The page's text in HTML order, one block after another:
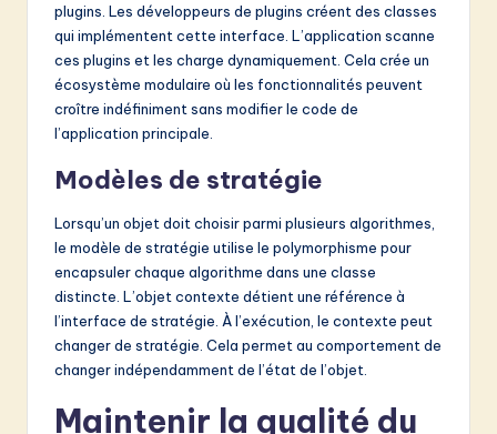
plugins. Les développeurs de plugins créent des classes
qui implémentent cette interface. L’application scanne
ces plugins et les charge dynamiquement. Cela crée un
écosystème modulaire où les fonctionnalités peuvent
croître indéfiniment sans modifier le code de
l’application principale.
Modèles de stratégie
Lorsqu’un objet doit choisir parmi plusieurs algorithmes,
le modèle de stratégie utilise le polymorphisme pour
encapsuler chaque algorithme dans une classe
distincte. L’objet contexte détient une référence à
l’interface de stratégie. À l’exécution, le contexte peut
changer de stratégie. Cela permet au comportement de
changer indépendamment de l’état de l’objet.
Maintenir la qualité du